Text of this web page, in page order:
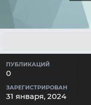
ПУБЛИКАЦИЙ
0
ЗАРЕГИСТРИРОВАН
31 января, 2024